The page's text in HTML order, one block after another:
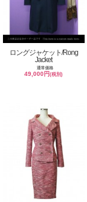
ロングジャケット/Rong
Jacket
通常価格
49,000円(税別)